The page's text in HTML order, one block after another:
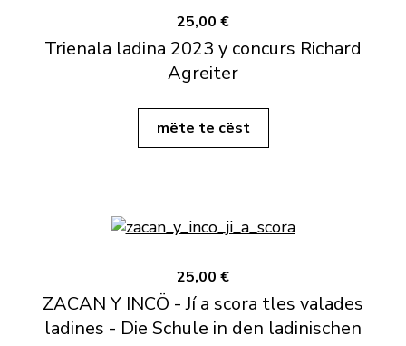
25,00 €
Trienala ladina 2023 y concurs Richard
Agreiter
mëte te cëst
25,00 €
ZACAN Y INCÖ - Jí a scora tles valades
ladines - Die Schule in den ladinischen